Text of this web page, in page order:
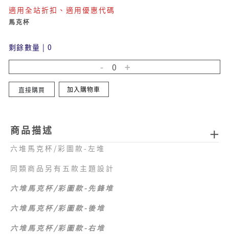
適用全站折扣、適用優惠代碼
馬克杯
剩餘數量 | 0
直接購買 加入購物車
商品描述
六堆馬克杯/彩圖款-左堆
同類商品另有五款主題設計
六堆馬克杯/彩圖款-先鋒堆
六堆馬克杯/彩圖款-後堆
六堆馬克杯/彩圖款-右堆